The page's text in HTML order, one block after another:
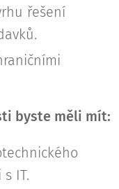
řešení
byste měli mít:
IT.